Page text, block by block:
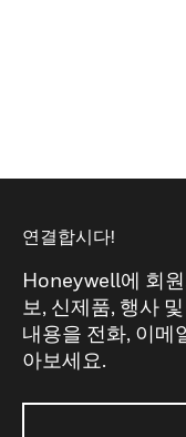
연결합시다!
Honeywell에 회
보, 신제품, 행사
내용을 전화, 이메
아보세요.